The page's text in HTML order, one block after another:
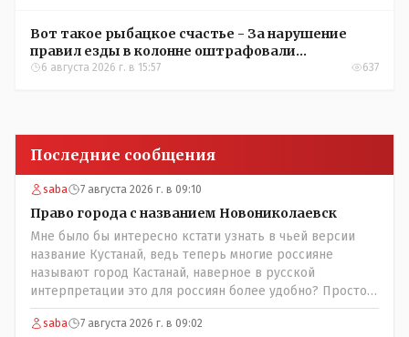
Вот такое рыбацкое счастье - За нарушение
правил езды в колонне оштрафовали
участников соревнований в Аркалыке
6 августа 2026 г. в 15:57 637
Последние сообщения
saba 7 августа 2026 г. в 09:10
Право города с названием Новониколаевск
Мне было бы интересно кстати узнать в чьей версии
название Кустанай, ведь теперь многие россияне
называют город Кастанай, наверное в русской
интерпретации это для россиян более удобно? Просто в
чисто познавательных целях может кто из лингвистов
или краеведов может пояснить!
saba 7 августа 2026 г. в 09:02